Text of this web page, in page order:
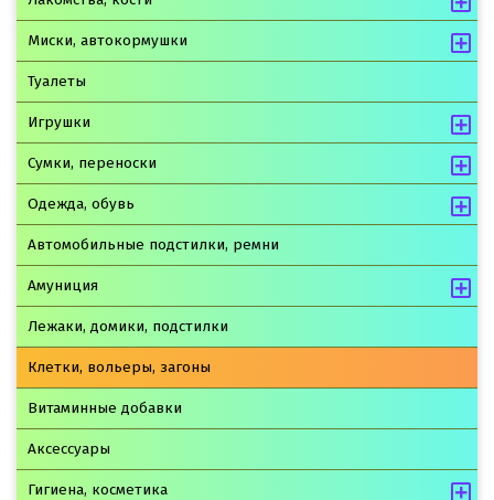
Миски, автокормушки
Туалеты
Игрушки
Сумки, переноски
Одежда, обувь
Автомобильные подстилки, ремни
Амуниция
Лежаки, домики, подстилки
Клетки, вольеры, загоны
Витаминные добавки
Аксессуары
Гигиена, косметика